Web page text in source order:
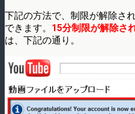
下記の方法で、制限が解除さ
できます。 15分制限が解除さ
は、下記の通り。